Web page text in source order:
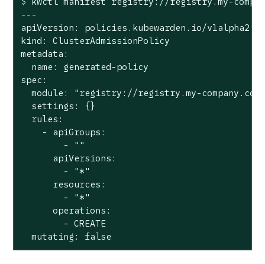
---
apiVersion: policies.kubewarden.io/v1alpha2
kind: ClusterAdmissionPolicy
metadata:
  name: generated-policy
spec:
module: "registry://registry.my-
  settings: {}
  rules:
    - apiGroups:
        - ""
      apiVersions:
        - "*"
      resources:
        - "*"
      operations:
        - CREATE
  mutating: false